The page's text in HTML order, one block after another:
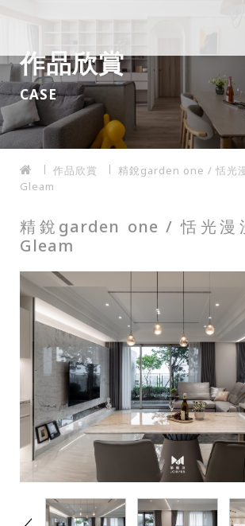
作品欣賞
CASE
作品欣賞
精銳garden one / 恬光
Gleam
精銳garden one / 恬光漫
Gleam